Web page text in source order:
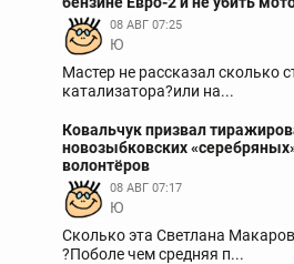
08 АВГ 07:25
Ю
Мастер не рассказал сколько
катализатора?или на...
Ковальчук призвал
новозыбковских
волонтёров
08 АВГ 07:17
Ю
Сколько эта Светлана
?Поболе чем средняя п...